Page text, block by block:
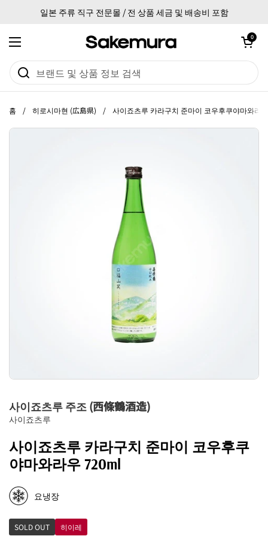
일본 주류 직구 전문몰 / 전 상품 세금 및 배송비 포함
메뉴 열기
카트 열기
0
홈 / 히로시마현 (広島県) / 사이죠츠루 카라구치 준마이 코우후쿠야마와라
사이죠츠루 주조 (西條鶴酒造)
사이죠츠루
사이죠츠루 카라구치 준마이 코우후쿠
야마와라우 720ml
요냉장
SOLD OUT 히이레